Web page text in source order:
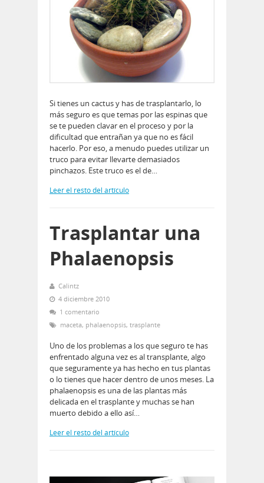
Si tienes un cactus y has de trasplantarlo, lo
más seguro es que temas por las espinas que
se te pueden clavar en el proceso y por la
dificultad que entrañan ya que no es fácil
hacerlo. Por eso, a menudo puedes utilizar un
truco para evitar llevarte demasiados
pinchazos. Este truco es el de…
Leer el resto del artículo
Trasplantar una
Phalaenopsis
Calintz
4 diciembre 2010
1 comentario
maceta, phalaenopsis, trasplante
Uno de los problemas a los que seguro te has
enfrentado alguna vez es al transplante, algo
que seguramente ya has hecho en tus plantas
o lo tienes que hacer dentro de unos meses. La
phalaenopsis es una de las plantas más
delicada en el trasplante y muchas se han
muerto debido a ello así…
Leer el resto del artículo